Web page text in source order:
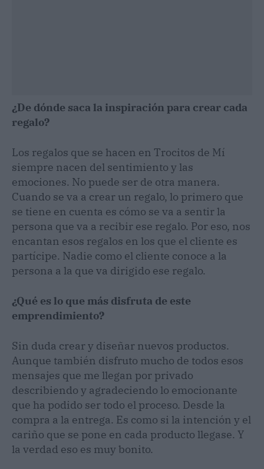
¿De dónde saca la inspiración para crear cada
regalo?
Los regalos que se hacen en Trocitos de Mí
siempre nacen del sentimiento y las
emociones. No puede ser de otra manera.
Cuando se va a crear un regalo, lo primero que
se tiene en cuenta es cómo se va a sentir la
persona que va a recibir ese regalo. Por eso, nos
encantan esos regalos en los que el cliente es
partícipe. Nadie como el cliente conoce a la
persona a la que va dirigido ese regalo.
¿Qué es lo que más disfruta de este
emprendimiento?
Sin duda crear y diseñar nuevos productos.
Aunque también disfruto mucho de todos esos
mensajes que me llegan por privado
describiendo y agradeciendo lo emocionante
que ha podido ser todo el proceso. Desde la
compra a la entrega. Es como si la intención y el
cariño que se pone en cada producto llegase. Y
la verdad eso es muy bonito.